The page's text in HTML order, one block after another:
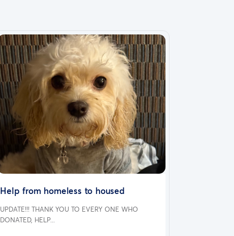
Help from homeless to housed
UPDATE!!! THANK YOU TO EVERY ONE WHO
DONATED, HELP...